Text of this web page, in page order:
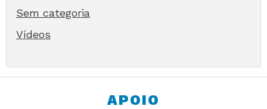
Sem categoria
Vídeos
APOIO